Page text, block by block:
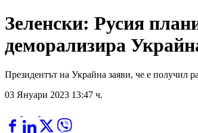
Зеленски: Русия
деморализира
Президентът на Украйна заяви, че е получил
03 Януари 2023 13:47 ч.